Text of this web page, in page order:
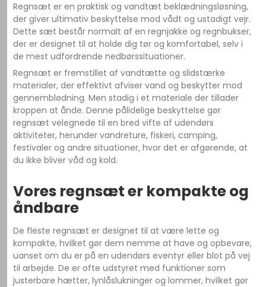
Regnsæt er en praktisk og vandtæt beklædningsløsning,
der giver ultimativ beskyttelse mod vådt og ustadigt vejr.
Dette sæt består normalt af en regnjakke og regnbukser,
der er designet til at holde dig tør og komfortabel, selv i
de mest udfordrende nedbørssituationer.
Regnsæt er fremstillet af vandtætte og slidstærke
materialer, der effektivt afviser vand og beskytter mod
gennemblødning. Men stadig i et materiale der tillader
kroppen at ånde. Denne pålidelige beskyttelse gør
regnsæt velegnede til en bred vifte af udendørs
aktiviteter, herunder vandreture, fiskeri, camping,
festivaler og andre situationer, hvor det er afgørende, at
du ikke bliver våd og kold.
Vores regnsæt er kompakte og
åndbare
De fleste regnsæt er designet til at være lette og
kompakte, hvilket gør dem nemme at have og opbevare,
uanset om du er på en udendørs eventyr eller blot på vej
til arbejde. De er ofte udstyret med funktioner som
justerbare hætter, lynlåslukninger og lommer, hvilket gør